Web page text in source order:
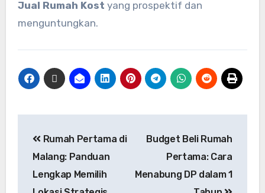
Jual Rumah Kost yang prospektif dan
menguntungkan.
Rumah Pertama di
Malang: Panduan
Lengkap Memilih
Budget Beli Rumah
Pertama: Cara
Menabung DP dalam 1